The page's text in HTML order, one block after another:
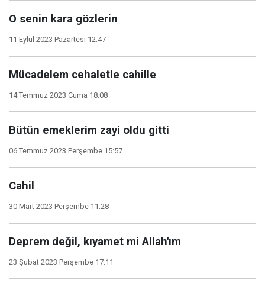
O senin kara gözlerin
11 Eylül 2023 Pazartesi 12:47
Mücadelem cehaletle cahille
14 Temmuz 2023 Cuma 18:08
Bütün emeklerim zayi oldu gitti
06 Temmuz 2023 Perşembe 15:57
Cahil
30 Mart 2023 Perşembe 11:28
Deprem değil, kıyamet mi Allah'ım
23 Şubat 2023 Perşembe 17:11